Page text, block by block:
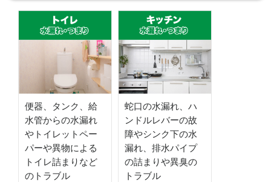
便器、タンク、給
水管からの水漏れ
やトイレットペー
パーや異物による
トイレ詰まりなど
のトラブル
蛇口の水漏れ、ハ
ンドルレバーの故
障やシンク下の水
漏れ、排水パイプ
の詰まりや異臭の
トラブル